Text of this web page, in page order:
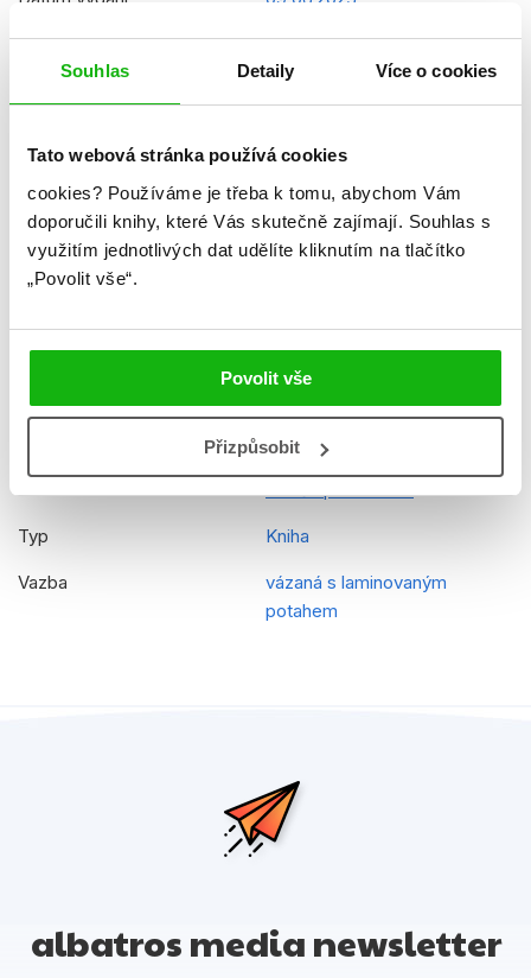
Souhlas Detaily Více o cookies
Tato webová stránka používá cookies
cookies? Používáme je třeba k tomu, abychom Vám
doporučili knihy, které Vás skutečně zajímají. Souhlas s
využitím jednotlivých dat udělíte kliknutím na tlačítko
„Povolit vše“.
Povolit vše
Přizpůsobit
Formát 210x285 mm
Disney
Původní název
Elio Movie Storybook
EGM24GLO0017
Překladatel Irena Steinerová
5
Edice Příběh podle filmu
Typ Kniha
Vazba
vázaná s laminovaným
potahem
albatros media newsletter